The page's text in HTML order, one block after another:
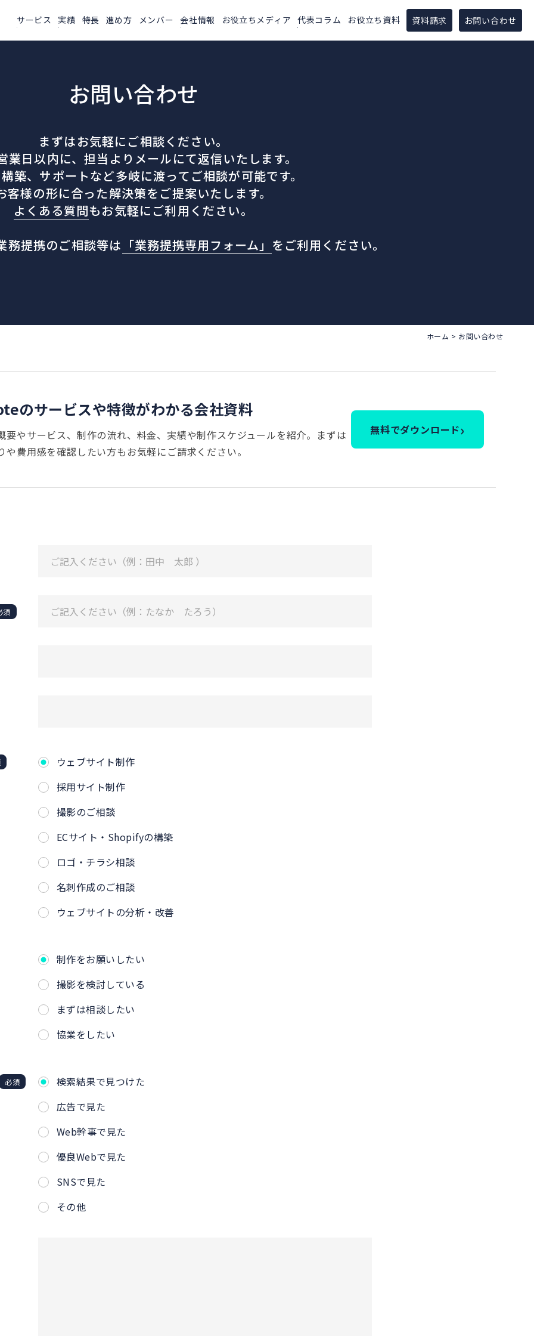
サービス 実績 特長 進め方 メンバー 会社情報 お役立ちメディア 代表コラム お役立ち資料 資料請求 お問い合わせ
お問い合わせ
まずはお気軽にご相談ください。
業日以内に、担当よりメールにて返信いたします。
築、サポートなど多岐に渡ってご相談が可能です。
客様の形に合った解決策をご提案いたします。
よくある質問もお気軽にご利用ください。
務提携のご相談等は 「業務提携専用フォーム」 をご利用ください。
ホーム > お問い合わせ
のサービスや特徴がわかる会社資料
要やサービス、制作の流れ、料金、実績や制作スケジュールを紹介。まずは
や費用感を確認したい方もお気軽にご請求ください。
無料でダウンロード›
須
ウェブサイト制作
採用サイト制作
撮影のご相談
ECサイト・Shopifyの構築
ロゴ・チラシ相談
名刺作成のご相談
ウェブサイトの分析・改善
制作をお願いしたい
撮影を検討している
まずは相談したい
協業をしたい
必須
検索結果で見つけた
広告で見た
Web幹事で見た
優良Webで見た
SNSで見た
その他